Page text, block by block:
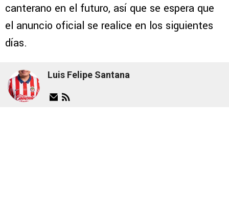
canterano en el futuro, así que se espera que
el anuncio oficial se realice en los siguientes
días.
Luis Felipe Santana